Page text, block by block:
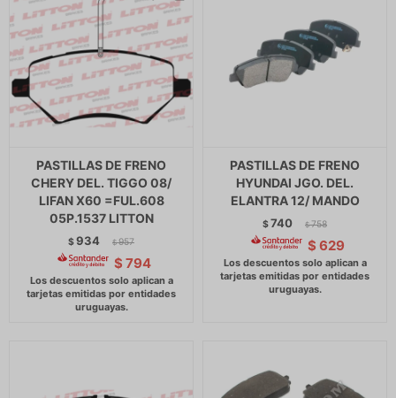
PASTILLAS DE FRENO
CHERY DEL. TIGGO 08/
LIFAN X60 =FUL.608
05P.1537 LITTON
$934 $ 957
$ 794
PASTILLAS DE FRENO
HYUNDAI JGO. DEL.
ELANTRA 12/ MANDO
$740 $ 758
$ 629